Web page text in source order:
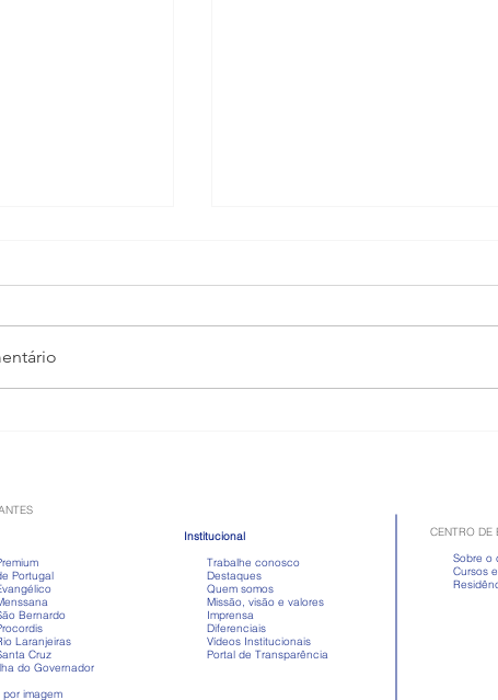
Portugal
Bernardo
Laranjeiras
Cruz
do Governador
imagem
Institucional
Trabalhe conosco
Destaques
Quem somos
Missão, visão e valores
Imprensa
Diferenciais
Vídeos Institucionais
Portal de Transparência
CENTRO DE
Sobre o
Cursos